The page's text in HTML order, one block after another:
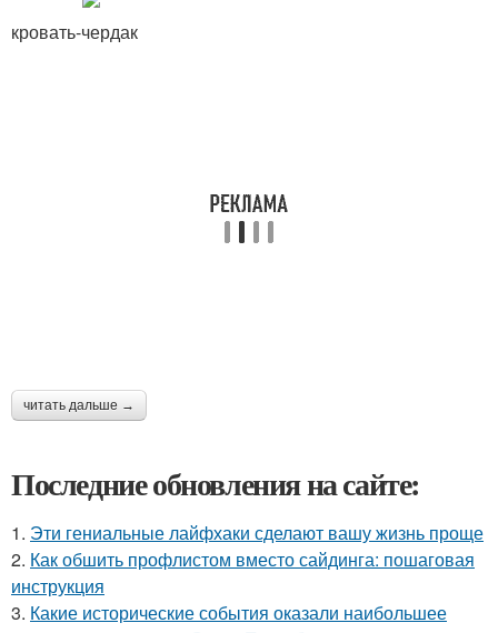
кровать-чердак
читать дальше →
Последние обновления на сайте:
1. Эти гениальные лайфхаки сделают вашу жизнь проще
2. Как обшить профлистом вместо сайдинга: пошаговая
инструкция
3. Какие исторические события оказали наибольшее